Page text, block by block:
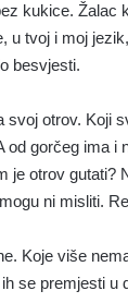
kukice. Žalac
u tvoj i moj
besvjesti.
otrov. Koji
od gorčeg ima
je otrov gutati?
ni misliti.
Koje više
se premjesti u